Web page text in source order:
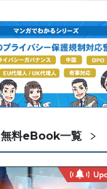
無料eBook一覧